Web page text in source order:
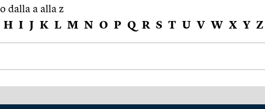
dalla a alla z
H I J K L M N O P Q R S T U V W X Y Z